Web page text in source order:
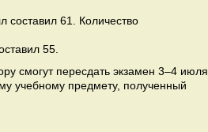
составил 61. Количество
55.
смогут пересдать экзамен 3–4 июля
учебному предмету, полученный